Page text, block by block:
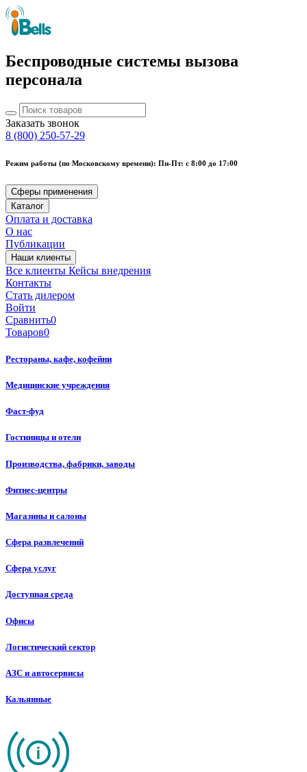
Беспроводные системы вызова
персонала
Заказать звонок
8 (800) 250-57-29
Режим работы (по Московскому времени): Пн-Пт: с 8:00 до 17:00
Сферы применения
Каталог
Оплата и доставка
О нас
Публикации
Наши клиенты
Все клиенты Кейсы внедрения
Контакты
Стать дилером
Войти
Сравнить0
Товаров0
Рестораны, кафе, кофейни
Медицинские учреждения
Фаст-фуд
Гостиницы и отели
Производства, фабрики, заводы
Фитнес-центры
Магазины и салоны
Сфера развлечений
Сфера услуг
Доступная среда
Офисы
Логистический сектор
АЗС и автосервисы
Кальянные